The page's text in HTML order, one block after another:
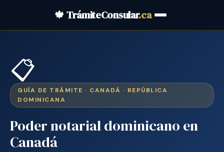
🍁 TrámiteConsular.ca
📋
GUÍA DE TRÁMITE · CANADÁ · REPÚBLICA
DOMINICANA
Poder notarial dominicano en
Canadá